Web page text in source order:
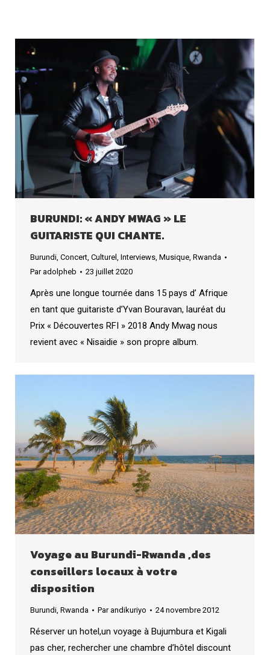
BURUNDI: « ANDY MWAG » LE
GUITARISTE QUI CHANTE.
Burundi, Concert, Culturel , Interviews, Musique, Rwanda
Paradolpheb 23 juillet 2020
Après une longue tournée dans 15 pays d’ Afrique
en tant que guitariste d’Yvan Bouravan, lauréat du
Prix « Découvertes RFI » 2018 Andy Mwag nous
revient avec « Nisaidie » son propre album.
Voyage au Burundi-Rwanda ,des
conseillers locaux à votre
disposition
Burundi Rwanda Parandikuriyo 24 novembre 2012
Réserver un hotel,un voyage à Bujumbura et Kigali
pas cher, rechercher une chambre d’hôtel discount